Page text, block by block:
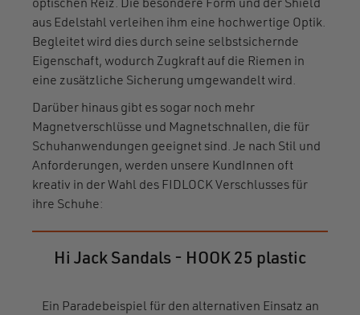
optischen Reiz. Die besondere Form und der Shield
aus Edelstahl verleihen ihm eine hochwertige Optik.
Begleitet wird dies durch seine selbstsichernde
Eigenschaft, wodurch Zugkraft auf die Riemen in
eine zusätzliche Sicherung umgewandelt wird.
Darüber hinaus gibt es sogar noch mehr
Magnetverschlüsse und Magnetschnallen, die für
Schuhanwendungen geeignet sind. Je nach Stil und
Anforderungen, werden unsere KundInnen oft
kreativ in der Wahl des FIDLOCK Verschlusses für
ihre Schuhe:
Hi Jack Sandals - HOOK 25 plastic
Ein Paradebeispiel für den alternativen Einsatz an